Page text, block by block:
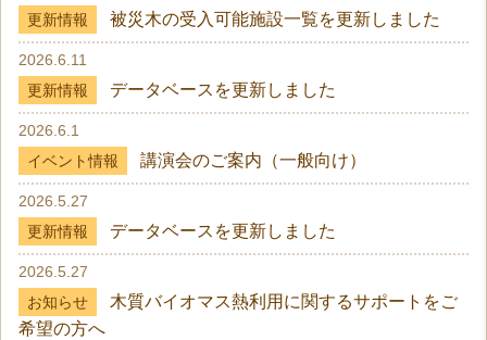
更新情報
被災木の受入可能施設一覧を更新しました
2026.6.11
更新情報
データベースを更新しました
2026.6.1
イベント情報
講演会のご案内（一般向け）
2026.5.27
更新情報
データベースを更新しました
2026.5.27
お知らせ
木質バイオマス熱利用に関するサポートをご
希望の方へ